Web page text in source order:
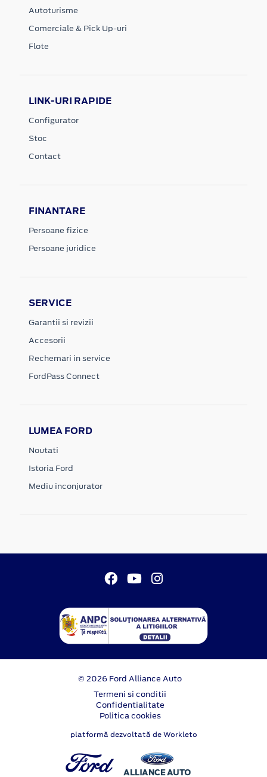
Autoturisme
Comerciale & Pick Up-uri
Flote
LINK-URI RAPIDE
Configurator
Stoc
Contact
FINANTARE
Persoane fizice
Persoane juridice
SERVICE
Garantii si revizii
Accesorii
Rechemari in service
FordPass Connect
LUMEA FORD
Noutati
Istoria Ford
Mediu inconjurator
© 2026 Ford Alliance Auto
Termeni si conditii
Confidentialitate
Politica cookies
platformă dezvoltată de Workleto